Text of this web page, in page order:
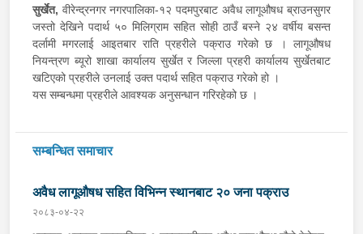
सुर्खेत, वीरेन्द्रनगर नगरपालिका-१२ पदमपुरबाट अवैध लागूऔषध ब्राउनसुगर
जस्तो देखिने पदार्थ ५० मिलिग्राम सहित सोही ठाउँ बस्ने २४ वर्षीय बसन्त
दर्लामी मगरलाई आइतबार राति प्रहरीले पक्राउ गरेको छ । लागूऔषध
नियन्त्रण ब्यूरो शाखा कार्यालय सुर्खेत र जिल्ला प्रहरी कार्यालय सुर्खेतबाट
खटिएको प्रहरीले उनलाई उक्त पदार्थ सहित पक्राउ गरेको हो ।
यस सम्बन्धमा प्रहरीले आवश्यक अनुसन्धान गरिरहेको छ ।
सम्बन्धित समाचार
अवैध लागूऔषध सहित विभिन्न स्थानबाट २० जना पक्राउ
२०८३-०४-२२